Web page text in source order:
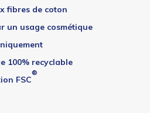
fibres de coton
un usage cosmétique
100% recyclable
FSC
®